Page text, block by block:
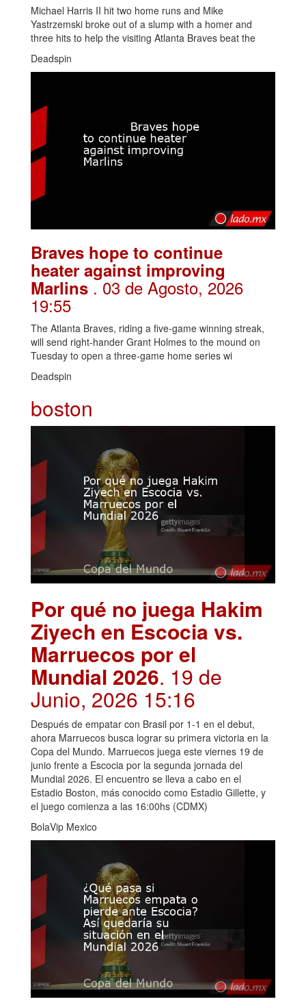
Michael Harris II hit two home runs and Mike
Yastrzemski broke out of a slump with a homer and
three hits to help the visiting Atlanta Braves beat the
Deadspin
Braves hope to continue
heater against improving
Marlins . 03 de Agosto, 2026
19:55
The Atlanta Braves, riding a five-game winning streak,
will send right-hander Grant Holmes to the mound on
Tuesday to open a three-game home series wi
Deadspin
boston
Por qué no juega Hakim
Ziyech en Escocia vs.
Marruecos por el
Mundial 2026. 19 de
Junio, 2026 15:16
Después de empatar con Brasil por 1-1 en el debut,
ahora Marruecos busca lograr su primera victoria en la
Copa del Mundo. Marruecos juega este viernes 19 de
junio frente a Escocia por la segunda jornada del
Mundial 2026. El encuentro se lleva a cabo en el
Estadio Boston, más conocido como Estadio Gillette, y
el juego comienza a las 16:00hs (CDMX)
BolaVip Mexico